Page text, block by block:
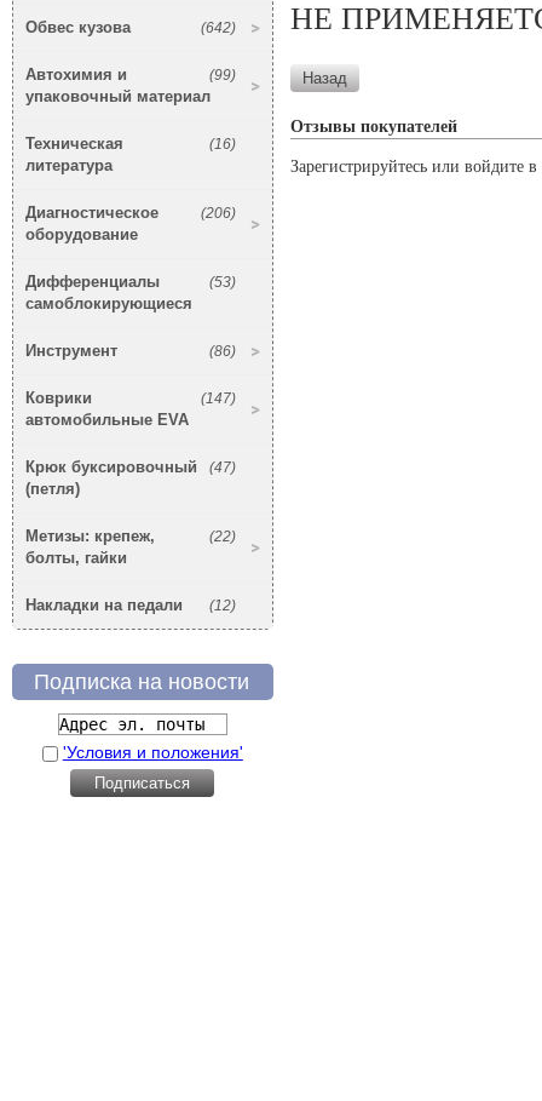
(642)
Обвес кузова
(99)
Автохимия и
упаковочный материал
(16)
Техническая
литература
(206)
Диагностическое
оборудование
(53)
Дифференциалы
самоблокирующиеся
(86)
Инструмент
(147)
Коврики
автомобильные EVA
(47)
Крюк буксировочный
(петля)
(22)
Метизы: крепеж,
болты, гайки
(12)
Накладки на педали
Подписка на новости
'Условия и положения'
НЕ
Отзывы покупателей
Зарегистрируйтесь или войдите